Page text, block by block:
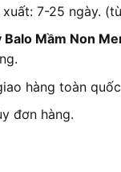
7-25 ngày.
Balo Mầm Non
hàng toàn
đơn hàng.